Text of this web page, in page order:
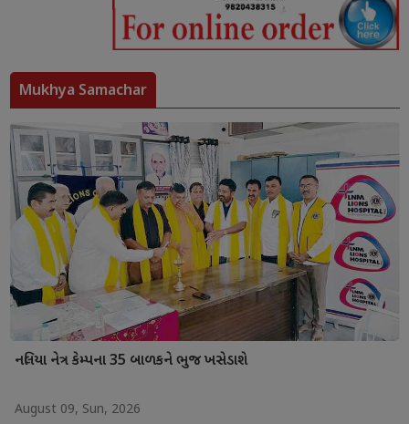
Mukhya Samachar
નલિયા નેત્ર કેમ્પના 35 બાળકને ભુજ ખસેડાશે
August 09, Sun, 2026